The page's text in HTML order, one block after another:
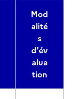
Mod
alité
s
d'év
alua
tion